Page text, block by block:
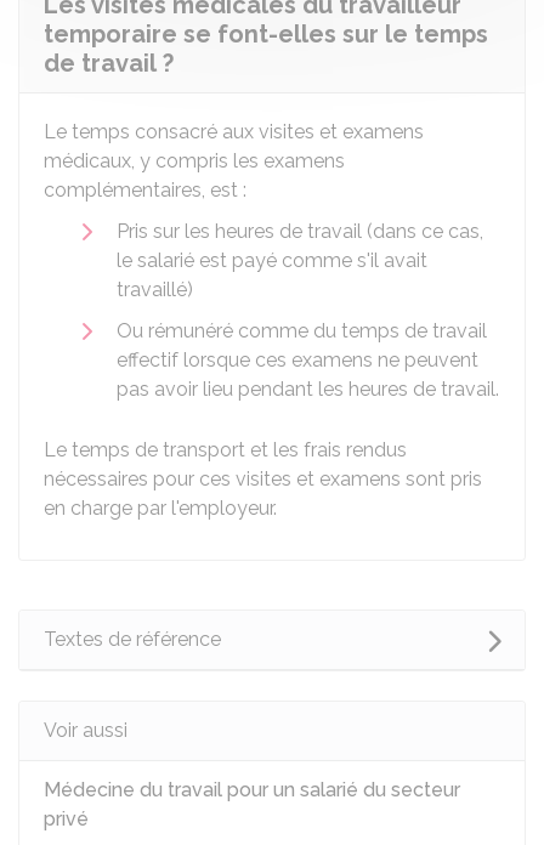
temporaire se font-elles sur le temps
de travail ?
Le temps consacré aux visites et examens
médicaux, y compris les examens
complémentaires, est :
Pris sur les heures de travail (dans ce cas,
le salarié est payé comme s'il avait
travaillé)
Ou rémunéré comme du temps de travail
effectif lorsque ces examens ne peuvent
pas avoir lieu pendant les heures de travail.
Le temps de transport et les frais rendus
nécessaires pour ces visites et examens sont pris
en charge par l'employeur.
Textes de référence
Voir aussi
Médecine du travail pour un salarié du secteur
privé